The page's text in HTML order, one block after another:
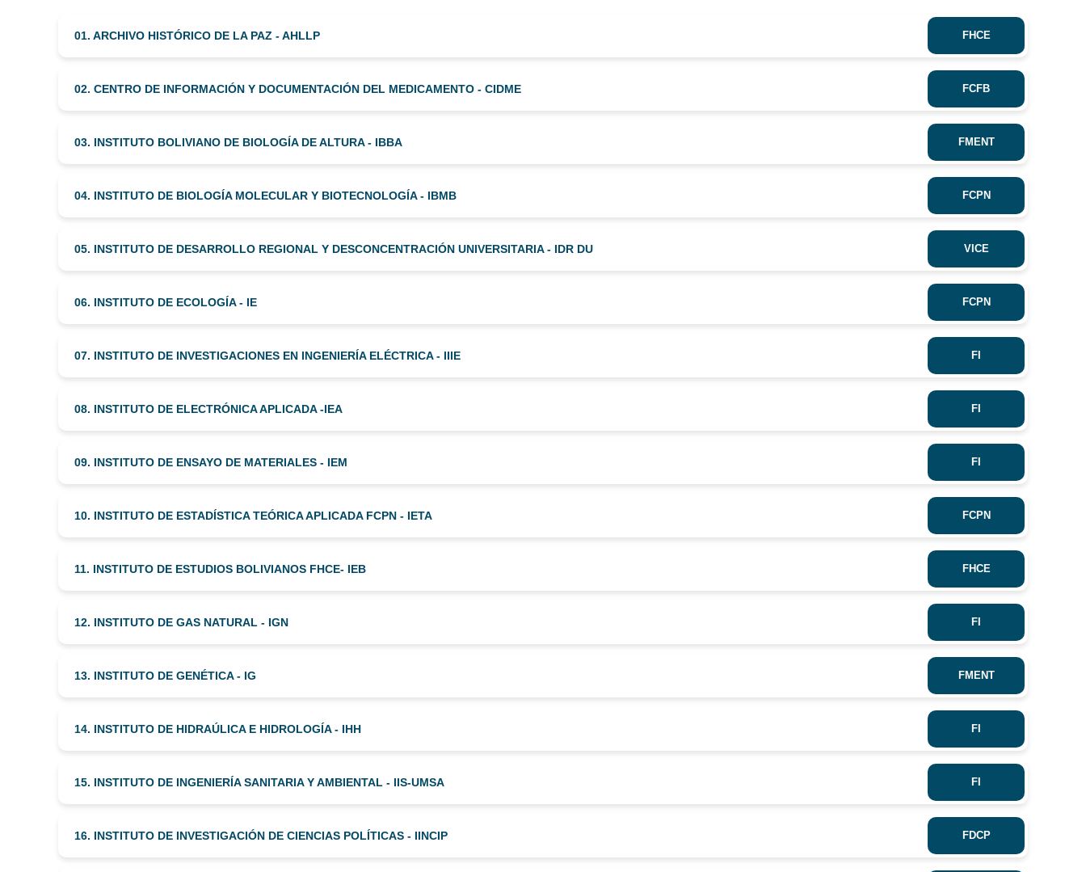
01. ARCHIVO HISTÓRICO DE LA PAZ - AHLLP FHCE
02. CENTRO DE INFORMACIÓN Y DOCUMENTACIÓN DEL MEDICAMENTO - CIDME FCFB
03. INSTITUTO BOLIVIANO DE BIOLOGÍA DE ALTURA - IBBA FMENT
04. INSTITUTO DE BIOLOGÍA MOLECULAR Y BIOTECNOLOGÍA - IBMB FCPN
05. INSTITUTO DE DESARROLLO REGIONAL Y DESCONCENTRACIÓN UNIVERSITARIA - IDR DU VICE
06. INSTITUTO DE ECOLOGÍA - IE FCPN
07. INSTITUTO DE INVESTIGACIONES EN INGENIERÍA ELÉCTRICA - IIIE FI
08. INSTITUTO DE ELECTRÓNICA APLICADA -IEA FI
09. INSTITUTO DE ENSAYO DE MATERIALES - IEM FI
10. INSTITUTO DE ESTADÍSTICA TEÓRICA APLICADA FCPN - IETA FCPN
11. INSTITUTO DE ESTUDIOS BOLIVIANOS FHCE- IEB FHCE
12. INSTITUTO DE GAS NATURAL - IGN FI
13. INSTITUTO DE GENÉTICA - IG FMENT
14. INSTITUTO DE HIDRAÚLICA E HIDROLOGÍA - IHH FI
15. INSTITUTO DE INGENIERÍA SANITARIA Y AMBIENTAL - IIS-UMSA FI
16. INSTITUTO DE INVESTIGACIÓN DE CIENCIAS POLÍTICAS - IINCIP FDCP